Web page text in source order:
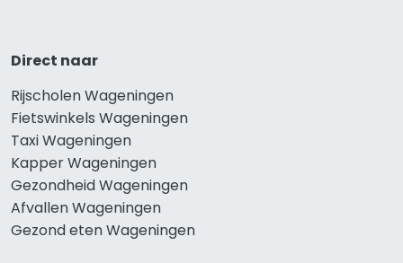
Direct naar
Rijscholen Wageningen
Fietswinkels Wageningen
Taxi Wageningen
Kapper Wageningen
Gezondheid Wageningen
Afvallen Wageningen
Gezond eten Wageningen